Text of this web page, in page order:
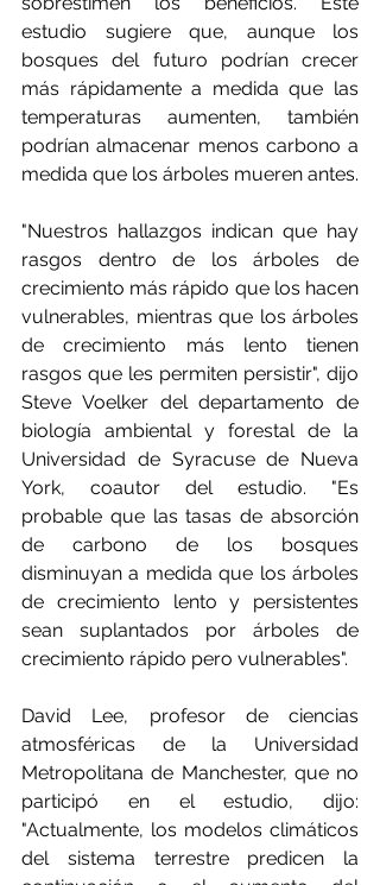
estudio sugiere que, aunque los
bosques del futuro podrían crecer
más rápidamente a medida que las
temperaturas aumenten, también
podrían almacenar menos carbono a
medida que los árboles mueren antes.
"Nuestros hallazgos indican que hay
rasgos dentro de los árboles de
crecimiento más rápido que los hacen
vulnerables, mientras que los árboles
de crecimiento más lento tienen
rasgos que les permiten persistir", dijo
Steve Voelker del departamento de
biología ambiental y forestal de la
Universidad de Syracuse de Nueva
York, coautor del estudio. "Es
probable que las tasas de absorción
de carbono de los bosques
disminuyan a medida que los árboles
de crecimiento lento y persistentes
sean suplantados por árboles de
crecimiento rápido pero vulnerables".
David Lee, profesor de ciencias
atmosféricas de la Universidad
Metropolitana de Manchester, que no
participó en el estudio, dijo:
"Actualmente, los modelos climáticos
del sistema terrestre predicen la